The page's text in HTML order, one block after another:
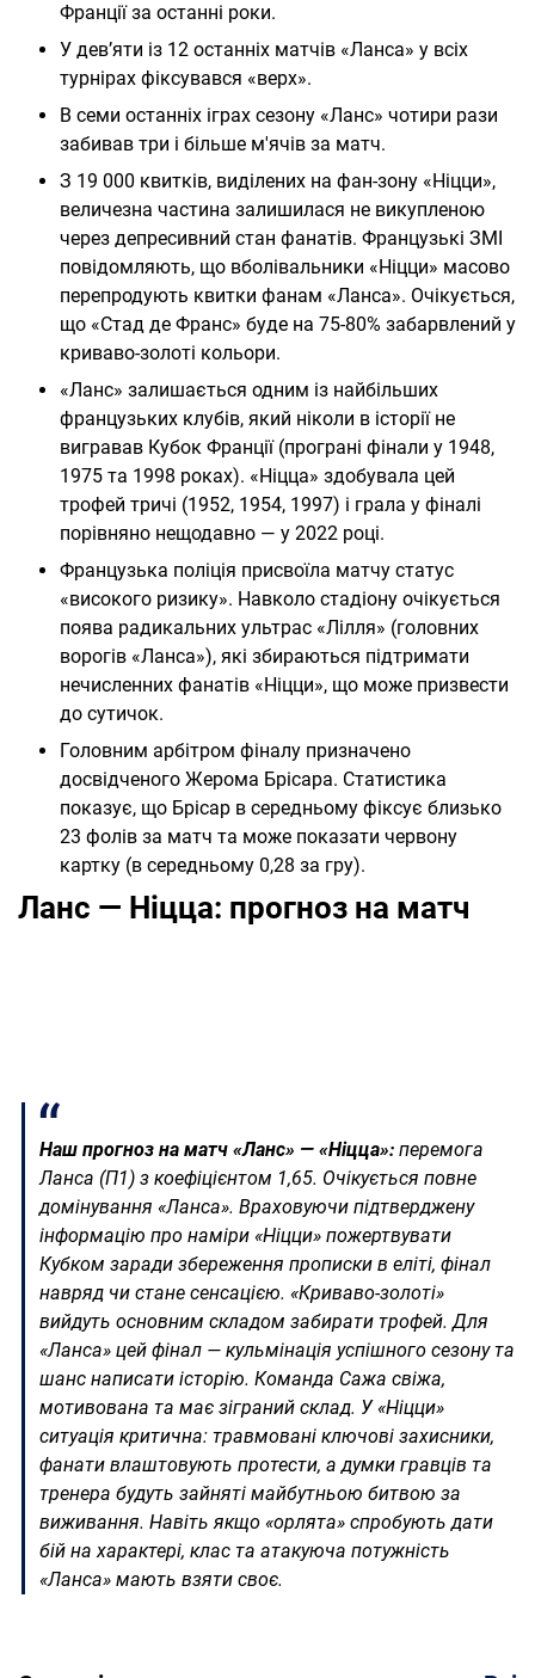
Франції за останні роки.
У дев’яти із 12 останніх матчів «Ланса» у всіх
турнірах фіксувався «верх».
В семи останніх іграх сезону «Ланс» чотири рази
забивав три і більше м'ячів за матч.
З 19 000 квитків, виділених на фан-зону «Ніцци»,
величезна частина залишилася не викупленою
через депресивний стан фанатів. Французькі ЗМІ
повідомляють, що вболівальники «Ніцци» масово
перепродують квитки фанам «Ланса». Очікується,
що «Стад де Франс» буде на 75-80% забарвлений у
криваво-золоті кольори.
«Ланс» залишається одним із найбільших
французьких клубів, який ніколи в історії не
вигравав Кубок Франції (програні фінали у 1948,
1975 та 1998 роках). «Ніцца» здобувала цей
трофей тричі (1952, 1954, 1997) і грала у фіналі
порівняно нещодавно — у 2022 році.
Французька поліція присвоїла матчу статус
«високого ризику». Навколо стадіону очікується
поява радикальних ультрас «Лілля» (головних
ворогів «Ланса»), які збираються підтримати
нечисленних фанатів «Ніцци», що може призвести
до сутичок.
Головним арбітром фіналу призначено
досвідченого Жерома Брісара. Статистика
показує, що Брісар в середньому фіксує близько
23 фолів за матч та може показати червону
картку (в середньому 0,28 за гру).
Ланс — Ніцца: прогноз на матч
Наш прогноз на матч «Ланс» — «Ніцца»: перемога
Ланса (П1) з коефіцієнтом 1,65. Очікується повне
домінування «Ланса». Враховуючи підтверджену
інформацію про наміри «Ніцци» пожертвувати
Кубком заради збереження прописки в еліті, фінал
навряд чи стане сенсацією. «Криваво-золоті»
вийдуть основним складом забирати трофей. Для
«Ланса» цей фінал — кульмінація успішного сезону та
шанс написати історію. Команда Сажа свіжа,
мотивована та має зіграний склад. У «Ніцци»
ситуація критична: травмовані ключові захисники,
фанати влаштовують протести, а думки гравців та
тренера будуть зайняті майбутньою битвою за
виживання. Навіть якщо «орлята» спробують дати
бій на характері, клас та атакуюча потужність
«Ланса» мають взяти своє.